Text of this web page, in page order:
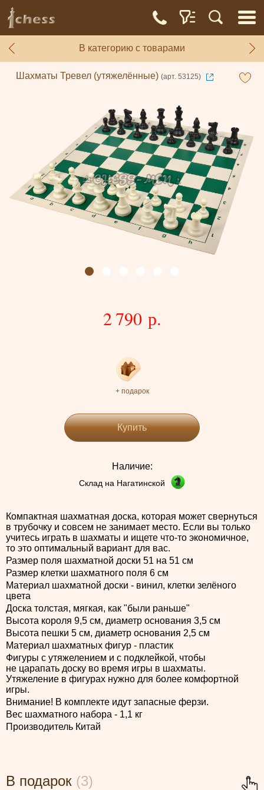
В категорию с товарами
Шахматы Тревел (утяжелённые) (арт. 53125)
2 790 р.
+ подарок
Купить
Наличие:
Склад на Нагатинской
Компактная шахматная доска, которая может свернуться
в трубочку и совсем не занимает место. Если вы только
учитесь играть в шахматы и ищете что-то экономичное,
то это оптимальный вариант для вас.
Размер поля шахматной доски 51 на 51 см
Размер клетки шахматного поля 6 см
Материал шахматной доски - винил, клетки зелёного
цвета
Доска толстая, мягкая, как "были раньше"
Высота короля 9,5 см, диаметр основания 3,5 см
Высота пешки 5 см, диаметр основания 2,5 см
Материал шахматных фигур - пластик
Фигуры с утяжелением и с подклейкой, чтобы
не царапать доску во время игры в шахматы.
Утяжеление в фигурах нужно для более комфортной
игры.
Внимание! В комплекте идут запасные ферзи.
Вес шахматного набора - 1,1 кг
Производитель Китай
В подарок (3)